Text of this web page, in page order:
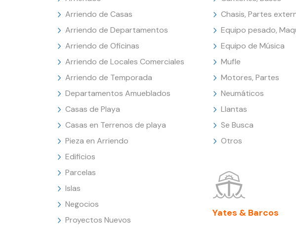
Arriendo de Casas
Arriendo de Departamentos
Arriendo de Oficinas
Arriendo de Locales Comerciales
Arriendo de Temporada
Departamentos Amueblados
Casas de Playa
Casas en Terrenos de playa
Pieza en Arriendo
Edificios
Parcelas
Islas
Negocios
Proyectos Nuevos
Chasis, Partes
Equipo pesado,
Equipo de Música
Mufle
Motores, Partes
Neumáticos
Llantas
Se Busca
Otros
Yates & Barcos